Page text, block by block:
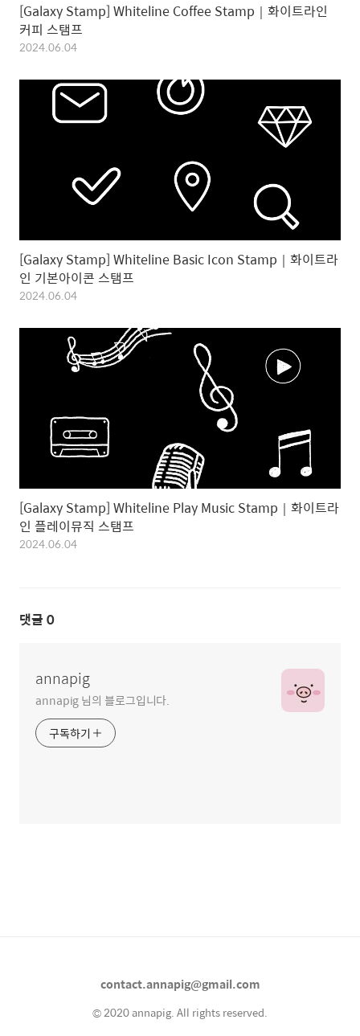
[Galaxy Stamp] Whiteline Coffee Stamp｜화이트라인
커피 스탬프
2024.06.04
[Galaxy Stamp] Whiteline Basic Icon Stamp｜화이트라
인 기본아이콘 스탬프
2024.06.04
[Galaxy Stamp] Whiteline Play Music Stamp｜화이트라
인 플레이뮤직 스탬프
2024.06.04
댓글 0
annapig
annapig 님의 블로그입니다.
구독하기
contact.annapig@gmail.com
© 2020 annapig. All rights reserved.